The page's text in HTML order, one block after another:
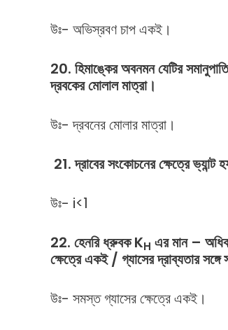
উঃ- অভিস্রবণ চাপ একই।
20. হিমাঙ্কেরঅবনমনযেটির
দ্রবকেরমোলালমাত্রা।
উঃ- দ্রবনের মোলার মাত্রা।
21.দ্রাবেরসংকোচনেরক্ষেত্রেভ্যান্ট
উঃ- i<1
22. হেনরি ধ্রুবক KH এর মান – অধিক
ক্ষেত্রে একই / গ্যাসের দ্রাব্যতার সঙ্গে
উঃ- সমস্ত গ্যাসের ক্ষেত্রে একই।